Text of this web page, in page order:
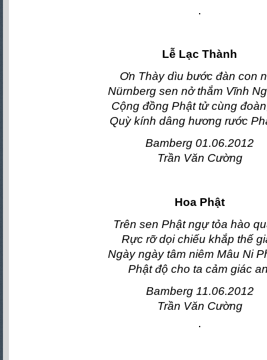
Lễ Lạc Thành
Ơn Thày dìu bước đàn con
Nürnberg sen nở thắm Vĩnh
Cộng đồng Phật tử cùng
Quỳ kính dâng hương rước
Bamberg 01.06.2012
Trần Văn Cường
Hoa Phật
Trên sen Phật ngự tỏa hào
Rực rỡ dọi chiếu khắp thế
Ngày ngày tâm niêm Mâu Ni
Phật độ cho ta cảm giác
Bamberg 11.06.2012
Trần Văn Cường